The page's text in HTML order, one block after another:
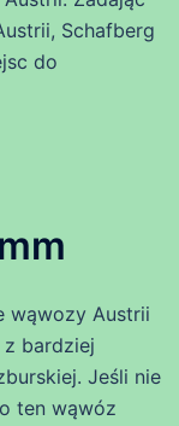
Schafberg
do
wąwozy Austrii
bardziej
Jeśli nie
ten wąwóz